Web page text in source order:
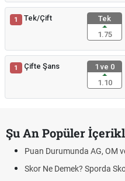
1 Tek/Çift
Tek
1.75
1 Çifte Şans
1 ve 0
1.10
Şu An Popüler
Puan Durumunda AG, OM
Skor Ne Demek? Sporda